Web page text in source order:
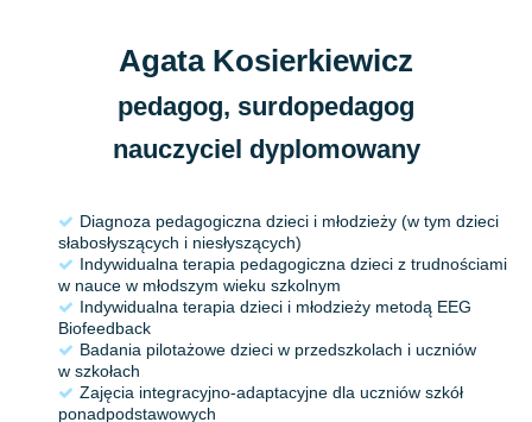
Agata Kosierkiewicz
pedagog, surdopedagog
nauczyciel dyplomowany
Diagnoza pedagogiczna dzieci i młodzieży (w tym dzieci
słabosłyszących i niesłyszących)
Indywidualna terapia pedagogiczna dzieci z trudnościami
w nauce w młodszym wieku szkolnym
Indywidualna terapia dzieci i młodzieży metodą EEG
Biofeedback
Badania pilotażowe dzieci w przedszkolach i uczniów
w szkołach
Zajęcia integracyjno-adaptacyjne dla uczniów szkół
ponadpodstawowych